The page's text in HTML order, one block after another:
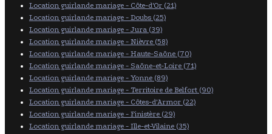
Location guirlande mariage - Côte-d'Or (21)
Location guirlande mariage - Doubs (25)
Location guirlande mariage - Jura (39)
Location guirlande mariage - Nièvre (58)
Location guirlande mariage - Haute-Saône (70)
Location guirlande mariage - Saône-et-Loire (71)
Location guirlande mariage - Yonne (89)
Location guirlande mariage - Territoire de Belfort (90)
Location guirlande mariage - Côtes-d'Armor (22)
Location guirlande mariage - Finistère (29)
Location guirlande mariage - Ille-et-Vilaine (35)